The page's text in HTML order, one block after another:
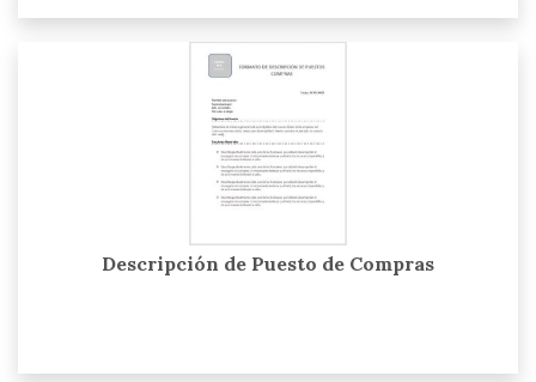
Descripción de Puesto de Compras